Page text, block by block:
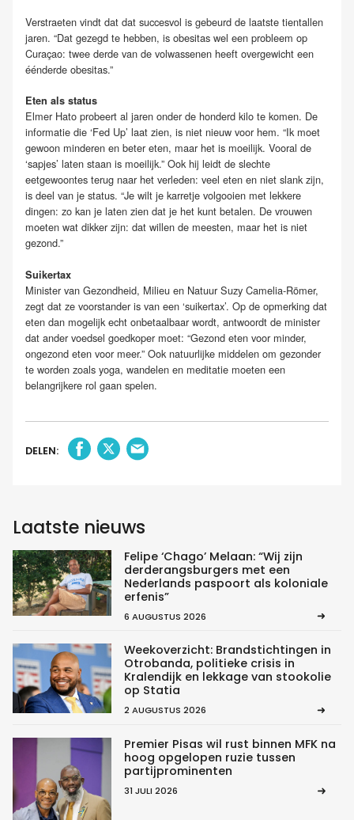
Verstraeten vindt dat dat succesvol is gebeurd de laatste tientallen
jaren. “Dat gezegd te hebben, is obesitas wel een probleem op
Curaçao: twee derde van de volwassenen heeft overgewicht een
éénderde obesitas.”
Eten als status
Elmer Hato probeert al jaren onder de honderd kilo te komen. De
informatie die ‘Fed Up’ laat zien, is niet nieuw voor hem. “Ik moet
gewoon minderen en beter eten, maar het is moeilijk. Vooral de
‘sapjes’ laten staan is moeilijk.” Ook hij leidt de slechte
eetgewoontes terug naar het verleden: veel eten en niet slank zijn,
is deel van je status. “Je wilt je karretje volgooien met lekkere
dingen: zo kan je laten zien dat je het kunt betalen. De vrouwen
moeten wat dikker zijn: dat willen de meesten, maar het is niet
gezond.”
Suikertax
Minister van Gezondheid, Milieu en Natuur Suzy Camelia-Römer,
zegt dat ze voorstander is van een ‘suikertax’. Op de opmerking dat
eten dan mogelijk echt onbetaalbaar wordt, antwoordt de minister
dat ander voedsel goedkoper moet: “Gezond eten voor minder,
ongezond eten voor meer.” Ook natuurlijke middelen om gezonder
te worden zoals yoga, wandelen en meditatie moeten een
belangrijkere rol gaan spelen.
DELEN:
Laatste nieuws
Felipe ‘Chago’ Melaan: “Wij zijn
derderangsburgers met een
Nederlands paspoort als koloniale
erfenis”
6 AUGUSTUS 2026
Weekoverzicht: Brandstichtingen in
Otrobanda, politieke crisis in
Kralendijk en lekkage van stookolie
op Statia
2 AUGUSTUS 2026
Premier Pisas wil rust binnen MFK na
hoog opgelopen ruzie tussen
partijprominenten
31 JULI 2026